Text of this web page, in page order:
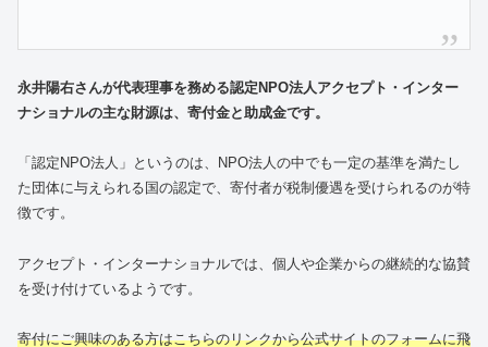
永井陽右さんが代表理事を務める認定NPO法人アクセプト・インター
ナショナルの主な財源は、寄付金と助成金です。
「認定NPO法人」というのは、NPO法人の中でも一定の基準を満たし
た団体に与えられる国の認定で、寄付者が税制優遇を受けられるのが特
徴です。
アクセプト・インターナショナルでは、個人や企業からの継続的な協賛
を受け付けているようです。
寄付にご興味のある方はこちらのリンクから公式サイトのフォームに飛